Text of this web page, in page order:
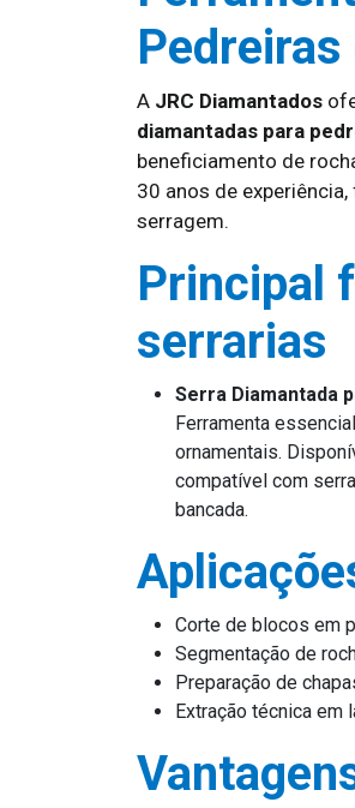
A JRC Diamantados
diamantadas para
beneficiamento de
30 anos de
serragem.
Principal
serrarias
Serra Diamantada
Ferramenta
ornamentais.
compatível com
bancada.
Corte de blocos em
Segmentação de
Preparação de
Extração técnica em